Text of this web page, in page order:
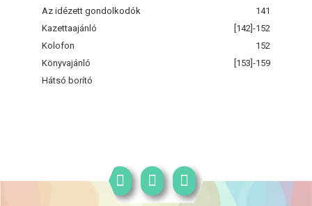
Az idézett gondolkodók
141
Kazettaajánló
[142]-152
Kolofon
152
Könyvajánló
[153]-159
Hátsó borító